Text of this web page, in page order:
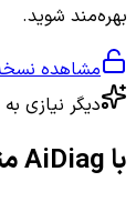
بهره‌مند شوید.
مشاهده
دیگر نیازی
با AiDiag متخصص عیب یابی خودرو شوید